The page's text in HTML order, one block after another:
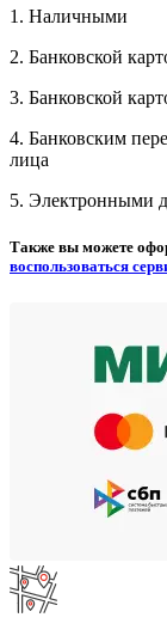
1. Наличными
2. Банковской
3. Банковской
4. Банковским
лица
5. Электронными
Также вы можете
воспользоваться